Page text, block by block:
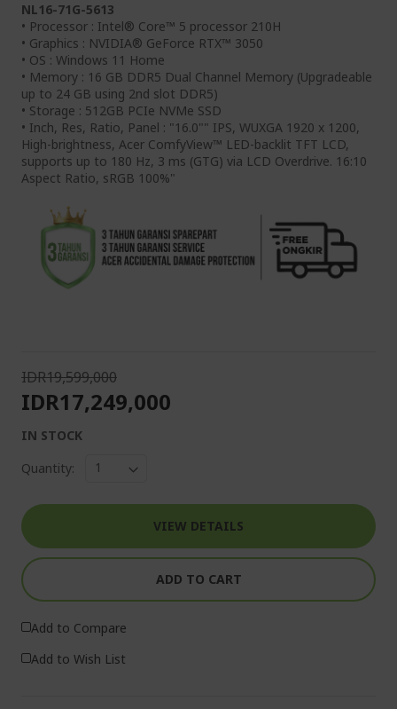
NL16-71G-5613
• Processor : Intel® Core™ 5 processor 210H
• Graphics : NVIDIA® GeForce RTX™ 3050
• OS : Windows 11 Home
• Memory : 16 GB DDR5 Dual Channel Memory (Upgradeable
up to 24 GB using 2nd slot DDR5)
• Storage : 512GB PCIe NVMe SSD
• Inch, Res, Ratio, Panel : "16.0"" IPS, WUXGA 1920 x 1200,
High-brightness, Acer ComfyView™ LED-backlit TFT LCD,
supports up to 180 Hz, 3 ms (GTG) via LCD Overdrive. 16:10
Aspect Ratio, sRGB 100%"
IDR19,599,000
IDR17,249,000
IN STOCK
Quantity:
VIEW DETAILS
ADD TO CART
Add to Compare
Add to Wish List